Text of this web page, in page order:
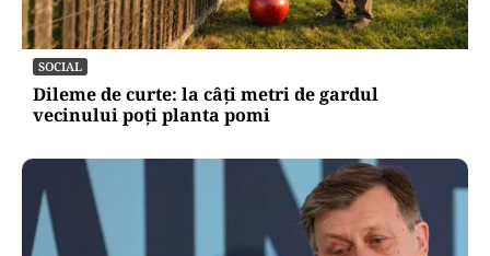
SOCIAL
Dileme de curte: la câți metri de gardul
vecinului poți planta pomi